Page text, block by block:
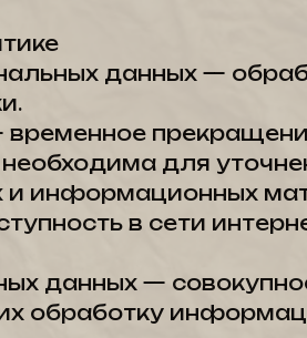
данных —
для
и информационных
в сети
данных —
обработку